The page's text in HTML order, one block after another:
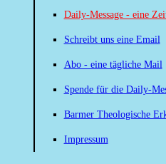
Daily-Message - eine
Schreibt uns eine Email
Abo - eine tägliche Mail
Spende für die Daily-
Barmer Theologische
Impressum